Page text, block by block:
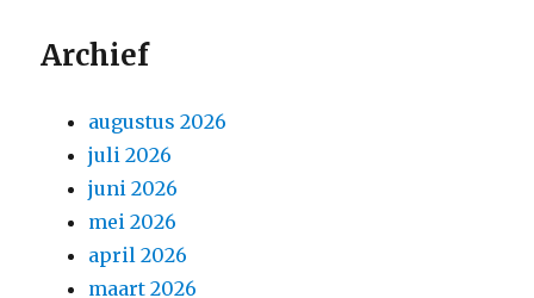
Archief
augustus 2026
juli 2026
juni 2026
mei 2026
april 2026
maart 2026